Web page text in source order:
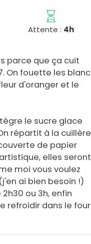
Attente : 4h
parce que ça cuit
On fouette les blanc
d'oranger et le
le sucre glace
répartit à la cuillère
de papier
elles seront
moi vous voulez
ai bien besoin !)
ou 3h, enfin
refroidir dans le four